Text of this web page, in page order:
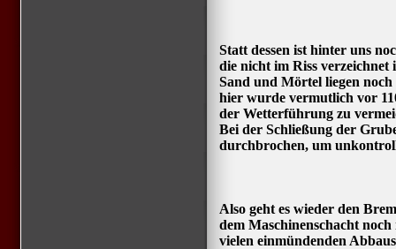
Statt dessen ist hinter uns
die nicht im Riss verzeichnet
Sand und Mörtel liegen
hier wurde vermutlich vor
der Wetterführung zu
Bei der Schließung der
durchbrochen, um
Also geht es wieder den
dem Maschinenschacht
vielen einmündenden